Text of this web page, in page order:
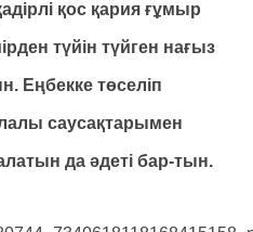
қос қария ғұмыр
түйін түйген нағыз
Еңбекке төселіп
саусақтарымен
да әдеті бар-тын.